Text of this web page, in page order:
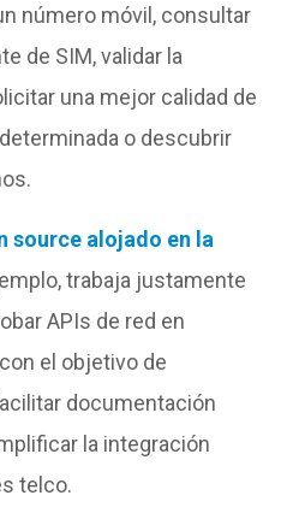
número móvil, consultar
de SIM, validar la
una mejor calidad de
o descubrir
source alojado en la
trabaja justamente
APIs de red en
el objetivo de
documentación
la integración
telco.